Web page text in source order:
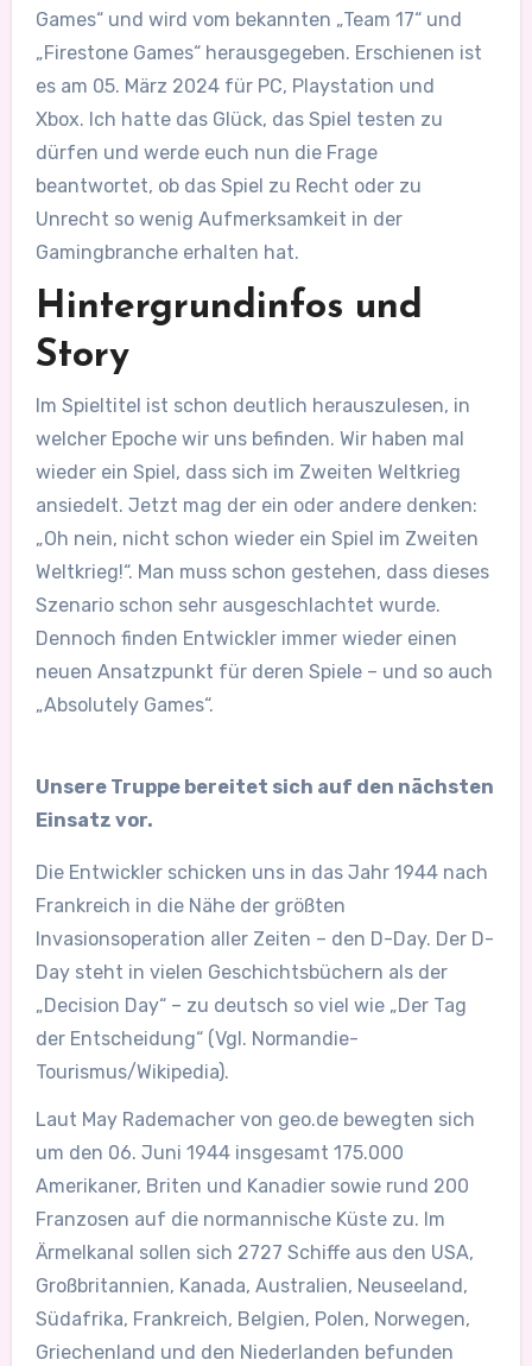
Games“ und wird vom bekannten „Team 17“ und
„Firestone Games“ herausgegeben. Erschienen ist
es am 05. März 2024 für PC, Playstation und
Xbox. Ich hatte das Glück, das Spiel testen zu
dürfen und werde euch nun die Frage
beantwortet, ob das Spiel zu Recht oder zu
Unrecht so wenig Aufmerksamkeit in der
Gamingbranche erhalten hat.
Hintergrundinfos und
Story
Im Spieltitel ist schon deutlich herauszulesen, in
welcher Epoche wir uns befinden. Wir haben mal
wieder ein Spiel, dass sich im Zweiten Weltkrieg
ansiedelt. Jetzt mag der ein oder andere denken:
„Oh nein, nicht schon wieder ein Spiel im Zweiten
Weltkrieg!“. Man muss schon gestehen, dass dieses
Szenario schon sehr ausgeschlachtet wurde.
Dennoch finden Entwickler immer wieder einen
neuen Ansatzpunkt für deren Spiele – und so auch
„Absolutely Games“.
Unsere Truppe bereitet sich auf den nächsten
Einsatz vor.
Die Entwickler schicken uns in das Jahr 1944 nach
Frankreich in die Nähe der größten
Invasionsoperation aller Zeiten – den D-Day. Der D-
Day steht in vielen Geschichtsbüchern als der
„Decision Day“ – zu deutsch so viel wie „Der Tag
der Entscheidung“ (Vgl. Normandie-
Tourismus/Wikipedia).
Laut May Rademacher von geo.de bewegten sich
um den 06. Juni 1944 insgesamt 175.000
Amerikaner, Briten und Kanadier sowie rund 200
Franzosen auf die normannische Küste zu. Im
Ärmelkanal sollen sich 2727 Schiffe aus den USA,
Großbritannien, Kanada, Australien, Neuseeland,
Südafrika, Frankreich, Belgien, Polen, Norwegen,
Griechenland und den Niederlanden befunden